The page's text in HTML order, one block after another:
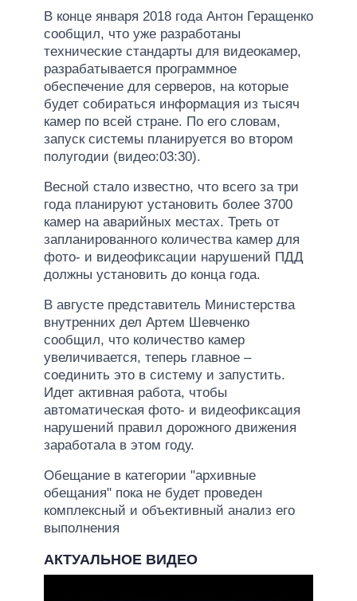
В конце января 2018 года Антон Геращенко
сообщил, что уже разработаны
технические стандарты для видеокамер,
разрабатывается программное
обеспечение для серверов, на которые
будет собираться информация из тысяч
камер по всей стране. По его словам,
запуск системы планируется во втором
полугодии (видео:03:30).
Весной стало известно, что всего за три
года планируют установить более 3700
камер на аварийных местах. Треть от
запланированного количества камер для
фото- и видеофиксации нарушений ПДД
должны установить до конца года.
В августе представитель Министерства
внутренних дел Артем Шевченко
сообщил, что количество камер
увеличивается, теперь главное –
соединить это в систему и запустить.
Идет активная работа, чтобы
автоматическая фото- и видеофиксация
нарушений правил дорожного движения
заработала в этом году.
Обещание в категории "архивные
обещания" пока не будет проведен
комплексный и объективный анализ его
выполнения
АКТУАЛЬНОЕ ВИДЕО